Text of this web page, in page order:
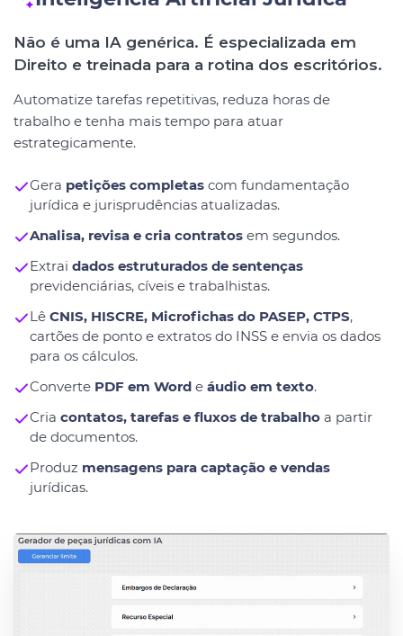
Não é uma IA genérica. É especializada em
Direito e treinada para a rotina dos escritórios.
Automatize tarefas repetitivas, reduza horas de
trabalho e tenha mais tempo para atuar
estrategicamente.
Gera petições completascom fundamentação
jurídica e jurisprudências atualizadas.
Analisa, revisa e cria contratosem segundos.
Extrai dados estruturados de sentenças
previdenciárias, cíveis e trabalhistas.
Lê CNIS, HISCRE, Microfichas do PASEP, CTPS,
cartões de ponto e extratos do INSS e envia os dados
para os cálculos.
Converte PDF em Worde áudio em texto.
Cria contatos, tarefas e fluxos de trabalhoa partir
de documentos.
Produz mensagens para captação e vendas
jurídicas.